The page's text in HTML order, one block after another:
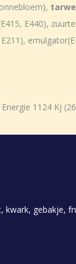
tarwe
E440),
1124 Kj
kwark, gebakje,